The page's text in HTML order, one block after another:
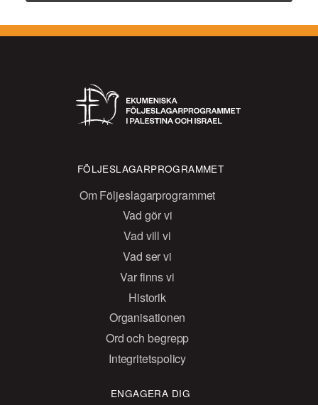
FÖLJESLAGARPROGRAMMET
Om Följeslagarprogrammet
Vad gör vi
Vad vill vi
Vad ser vi
Var finns vi
Historik
Organisationen
Ord och begrepp
Integritetspolicy
ENGAGERA DIG